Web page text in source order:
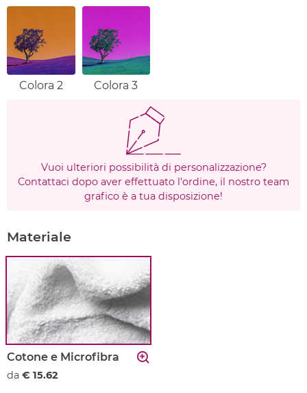
Colora 2 Colora 3
Vuoi ulteriori possibilità di personalizzazione?
Contattaci dopo aver effettuato l'ordine, il nostro team
grafico è a tua disposizione!
Materiale
Cotone e Microfibra
da € 15.62